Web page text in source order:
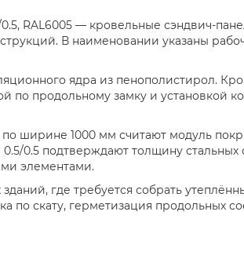
RAL6005 — кровельные сэндвич-
В наименовании указаны
ядра из пенополистирол.
по продольному замку и установкой
ширине 1000 мм считают модуль
0.5 подтверждают толщину стальных
элементами.
где требуется собрать
по скату, герметизация продольных